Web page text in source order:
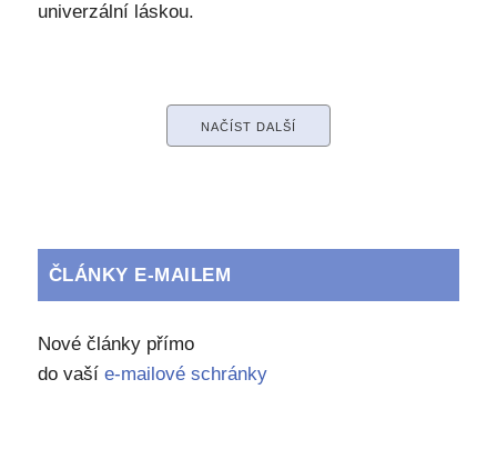
univerzální láskou.
NAČÍST DALŠÍ
ČLÁNKY E-MAILEM
Nové články přímo
do vaší e-mailové schránky